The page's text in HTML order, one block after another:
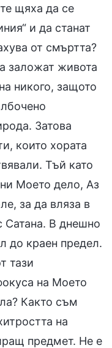
щяха да се
и да станат
от смъртта?
заложат живота
никого, защото
Затова
които хората
Тъй като
Моето дело, Аз
за да вляза в
Сатана. В днешно
до краен предел.
тази
на Моето
Както съм
на
предмет. Не е